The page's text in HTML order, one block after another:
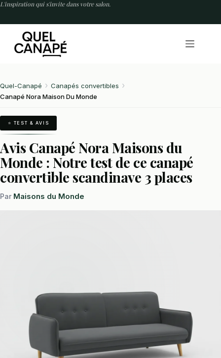
Passer
L'inspiration qui s'invite dans votre salon.
Quel-Canapé
Canapés convertibles
Canapé Nora Maison Du Monde
⭐ TEST & AVIS
Avis Canapé Nora Maisons du
Monde : Notre test de ce canapé
convertible scandinave 3 places
Par Maisons du Monde